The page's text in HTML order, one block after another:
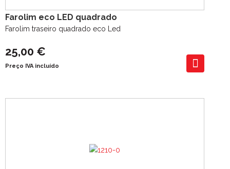
Farolim eco LED quadrado
Farolim traseiro quadrado eco Led
25,00 €
Preço IVA incluído